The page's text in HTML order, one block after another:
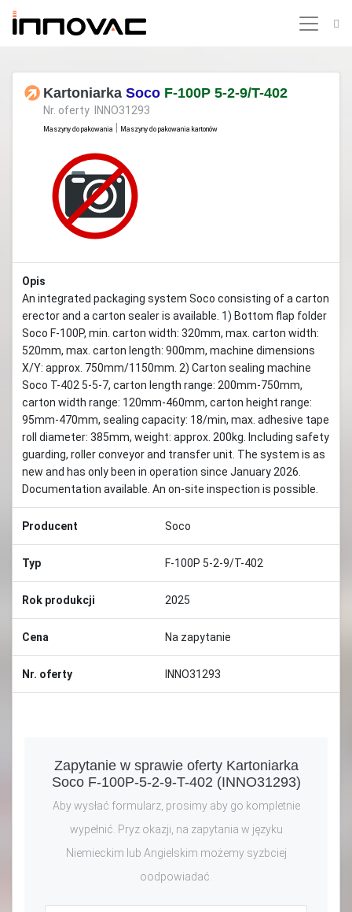
Kartoniarka Soco F-100P 5-2-9/T-402
Nr. oferty INNO31293
Maszyny do pakowania Maszyny do pakowania kartonów
Opis
An integrated packaging system Soco consisting of a carton
erector and a carton sealer is available. 1) Bottom flap folder
Soco F-100P, min. carton width: 320mm, max. carton width:
520mm, max. carton length: 900mm, machine dimensions
X/Y: approx. 750mm/1150mm. 2) Carton sealing machine
Soco T-402 5-5-7, carton length range: 200mm-750mm,
carton width range: 120mm-460mm, carton height range:
95mm-470mm, sealing capacity: 18/min, max. adhesive tape
roll diameter: 385mm, weight: approx. 200kg. Including safety
guarding, roller conveyor and transfer unit. The system is as
new and has only been in operation since January 2026.
Documentation available. An on-site inspection is possible.
Producent Soco
Typ F-100P 5-2-9/T-402
Rok produkcji 2025
Cena Na zapytanie
Nr. oferty INNO31293
Zapytanie w sprawie oferty Kartoniarka
Soco F-100P-5-2-9-T-402 (INNO31293)
Aby wysłać formularz, prosimy aby go kompletnie
wypełnić. Pryz okazji, na zapytania w języku
Niemieckim lub Angielskim możemy syzbciej
oodpowiadać.